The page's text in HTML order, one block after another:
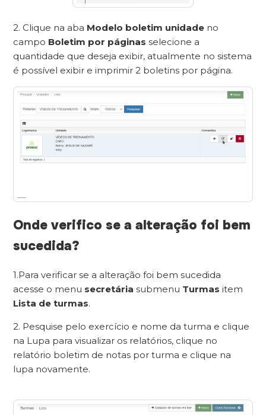
2. Clique na aba Modelo boletim unidade no
campo Boletim por páginas selecione a
quantidade que deseja exibir, atualmente no sistema
é possível exibir e imprimir 2 boletins por página.
Onde verifico se a alteração foi bem
sucedida?
1.Para verificar se a alteração foi bem sucedida
acesse o menu secretária submenu Turmas item
Lista de turmas.
2. Pesquise pelo exercício e nome da turma e clique
na Lupa para visualizar os relatórios, clique no
relatório boletim de notas por turma e clique na
lupa novamente.